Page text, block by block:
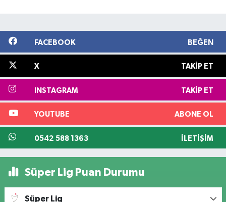
FACEBOOK BEĞEN
X TAKIP ET
INSTAGRAM TAKIP ET
YOUTUBE ABONE OL
0542 588 1363 İLETIŞIM
Süper Lig Puan Durumu
Süper Lig